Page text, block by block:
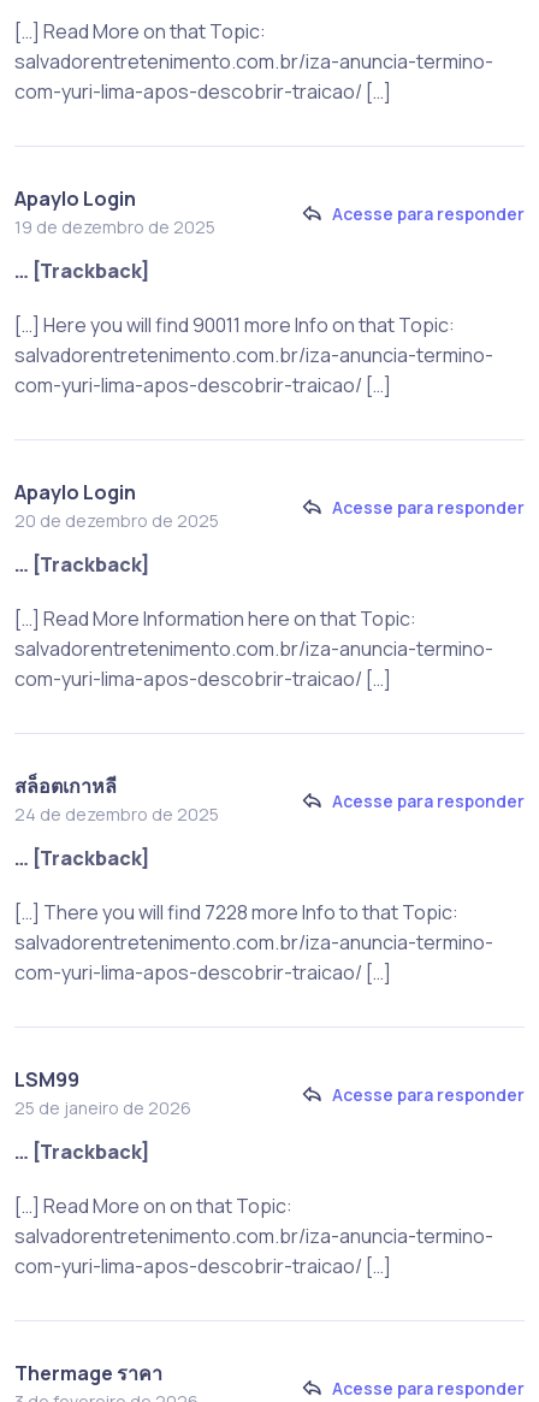
[…] Read More on that Topic:
salvadorentretenimento.com.br/iza-anuncia-termino-
com-yuri-lima-apos-descobrir-traicao/ […]
Apaylo Login
19 de dezembro de 2025
Acesse para responder
… [Trackback]
[…] Here you will find 90011 more Info on that Topic:
salvadorentretenimento.com.br/iza-anuncia-termino-
com-yuri-lima-apos-descobrir-traicao/ […]
Apaylo Login
20 de dezembro de 2025
Acesse para responder
… [Trackback]
[…] Read More Information here on that Topic:
salvadorentretenimento.com.br/iza-anuncia-termino-
com-yuri-lima-apos-descobrir-traicao/ […]
สล็อตเกาหลี
24 de dezembro de 2025
Acesse para responder
… [Trackback]
[…] There you will find 7228 more Info to that Topic:
salvadorentretenimento.com.br/iza-anuncia-termino-
com-yuri-lima-apos-descobrir-traicao/ […]
LSM99
25 de janeiro de 2026
Acesse para responder
… [Trackback]
[…] Read More on on that Topic:
salvadorentretenimento.com.br/iza-anuncia-termino-
com-yuri-lima-apos-descobrir-traicao/ […]
Thermage ราคา
Acesse para responder